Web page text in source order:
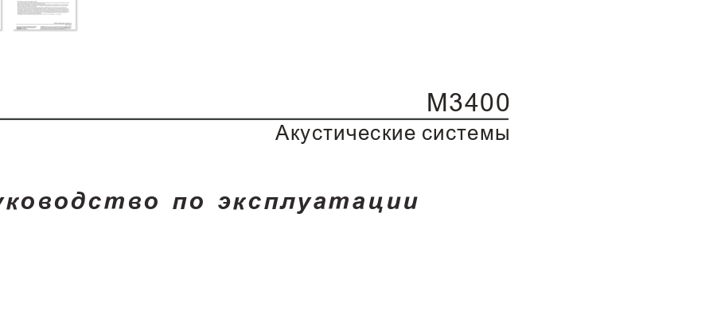
êî âîäñò âî ïî ýêñïëóàòà ö èè
Àêóñòè÷åñêèå ñèñòåìû
M 3400